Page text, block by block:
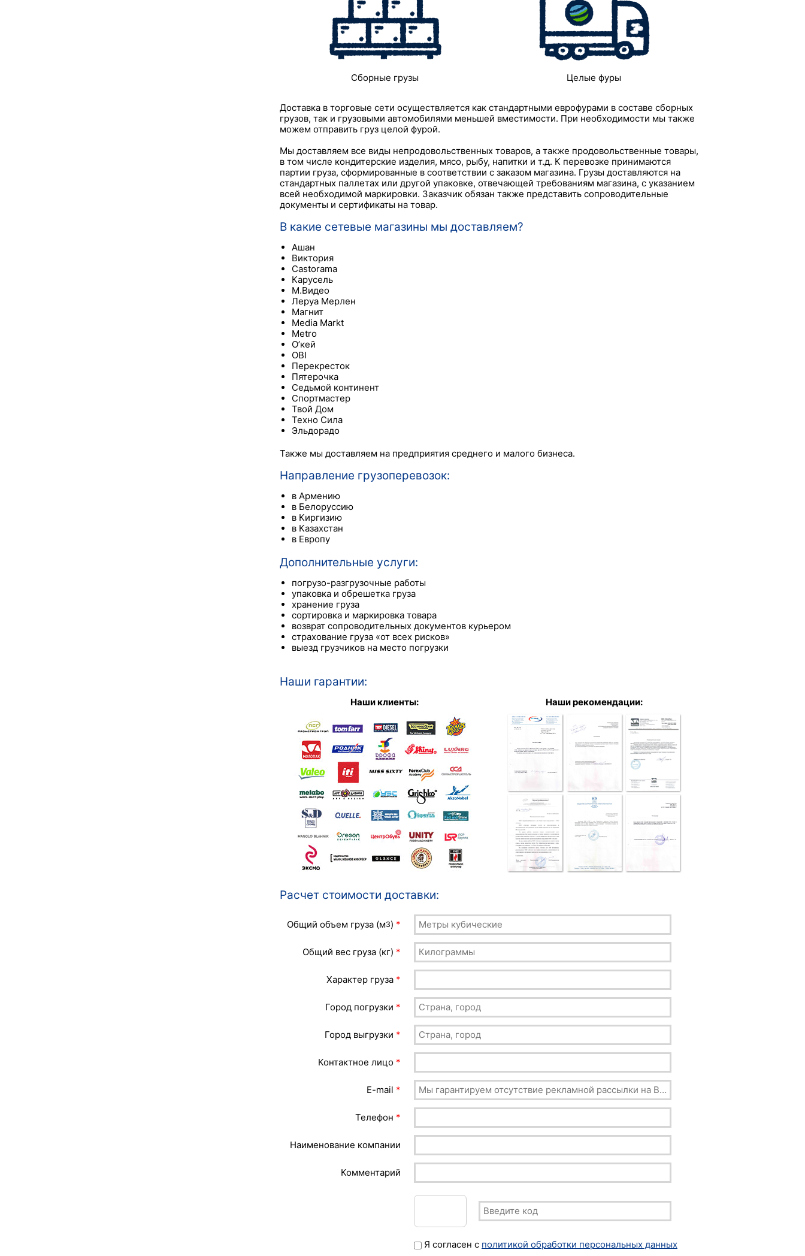
Сборные грузы Целые фуры
Доставка в торговые сети осуществляется как стандартными еврофурами в составе сборных
грузов, так и грузовыми автомобилями меньшей вместимости. При необходимости мы также
можем отправить груз целой фурой.
Мы доставляем все виды непродовольственных товаров, а также продовольственные товары,
в том числе кондитерские изделия, мясо, рыбу, напитки и т.д. К перевозке принимаются
партии груза, сформированные в соответствии с заказом магазина. Грузы доставляются на
стандартных паллетах или другой упаковке, отвечающей требованиям магазина, с указанием
всей необходимой маркировки. Заказчик обязан также представить сопроводительные
документы и сертификаты на товар.
В какие сетевые магазины мы доставляем?
Ашан
Виктория
Castorama
Карусель
М.Видео
Леруа Мерлен
Магнит
Media Markt
Metro
О’кей
OBI
Перекресток
Пятерочка
Седьмой континент
Спортмастер
Твой Дом
Техно Сила
Эльдорадо
Также мы доставляем на предприятия среднего и малого бизнеса.
Направление грузоперевозок:
в Армению
в Белоруссию
в Киргизию
в Казахстан
в Европу
Дополнительные услуги:
погрузо-разгрузочные работы
упаковка и обрешетка груза
хранение груза
сортировка и маркировка товара
возврат сопроводительных документов курьером
страхование груза «от всех рисков»
выезд грузчиков на место погрузки
Наши гарантии:
Наши клиенты: Наши рекомендации:
Расчет стоимости доставки:
Общий объем груза (м3) *
Общий вес груза (кг) *
Характер груза *
Город погрузки *
Город выгрузки *
Контактное лицо *
E-mail *
Телефон *
Наименование компании
Комментарий
Я согласен с политикой обработки персональных данных